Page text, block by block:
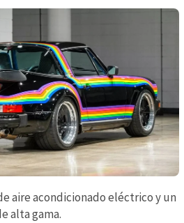
aire acondicionado eléctrico y un
alta gama.